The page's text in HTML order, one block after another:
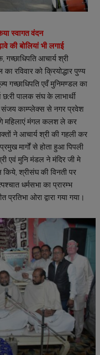
स्वागत वंदन
की बोलियां भी लगाई
आचार्य श्री
रविवार को क्रियोद्धार पुण्य
गच्छाधिपति एवँ मुनिमण्डल का
छ:री पालक संघ के लाभार्थी
काम्प्लेक्स से नगर प्रवेश
महिलाएं मंगल कलश ले कर
ने आचार्य श्री की गहली कर
मार्गों से होता हुआ पिपली
एवं मुनि मंडल ने मंदिर जी मे
किये, श्रीसंघ की विनती पर
धर्मसभा का प्रारम्भ
ओरा द्वारा गया गया।